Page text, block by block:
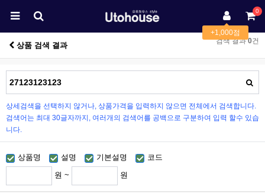
+1,000점
0
상품 검색 결과 검색 결과0건
상세검색을 선택하지 않거나, 상품가격을 입력하지 않으면 전체에서 검색합니다.
검색어는 최대 30글자까지, 여러개의 검색어를 공백으로 구분하여 입력 할수 있습
니다.
상품명 설명 기본설명 코드
원 ~ 원